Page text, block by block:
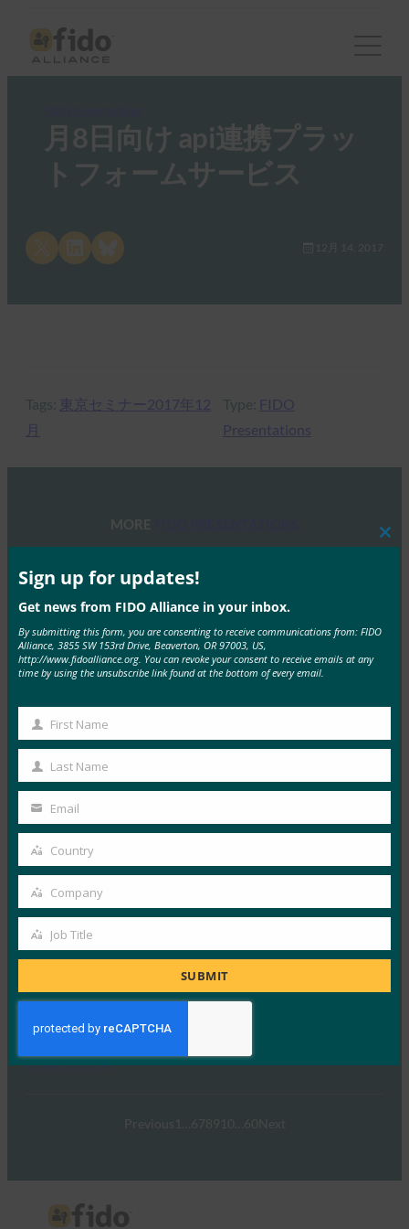
月8日向け api連携プラッ
トフォームサービス
Share on LinkedInShare on Bluesky 12月 14, 2017
Tags:
東京セミナー2017年12
月
Type: FIDO
Presentations
MORE
ウェビナー:FIDOのIoT仕様の紹介:FIDOデバイスオ
ンボード
6月 11, 2021
FIDO アライアンスは本日、…
ウェビナー:FIDO Plusの最新情報 オープンAMAセ
ッション
FIDO Presentations
2月 19, 2021
FIDO アライアンスの目標は…
Read More →
ウェビナー:強力な認証と LoginWithFIDO.com に
対する消費者の態度
Read More →
Previous 1 678 9 10 60Next
Sign up for updates!
Get news from FIDO Alliance in your inbox.
By submitting this form, you are consenting to receive communications from: FIDO
Alliance, 3855 SW 153rd Drive, Beaverton, OR 97003, US,
http://www.fidoalliance.org. You can revoke your consent to receive emails at any
time by using the unsubscribe link found at the bottom of every email.
First
Name
First Name
Last
Name
Last Name
email
Email
Country
Country
Company
Company
Job
Job Title
SUBMIT